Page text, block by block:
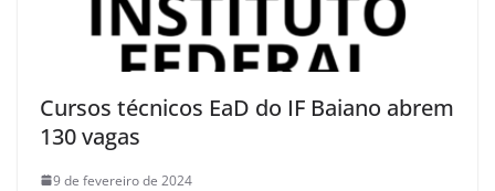
Cursos técnicos EaD do IF Baiano abrem
130 vagas
9 de fevereiro de 2024